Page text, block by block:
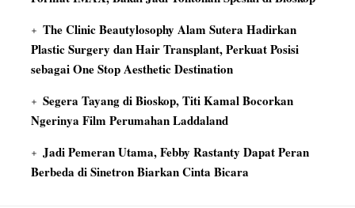
The Clinic Beautylosophy Alam Sutera Hadirkan
Plastic Surgery dan Hair Transplant, Perkuat Posisi
sebagai One Stop Aesthetic Destination
Segera Tayang di Bioskop, Titi Kamal Bocorkan
Ngerinya Film Perumahan Laddaland
Jadi Pemeran Utama, Febby Rastanty Dapat Peran
Berbeda di Sinetron Biarkan Cinta Bicara